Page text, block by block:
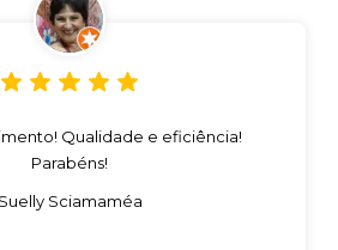
Qualidade e eficiência!
Parabéns!
Suelly Sciamaméa